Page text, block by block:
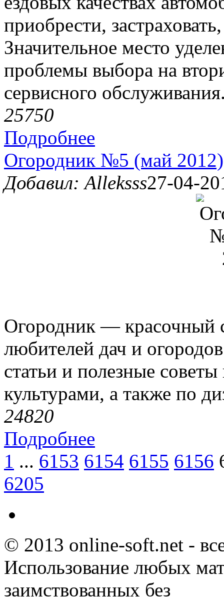
приобрести,
Значительное место
проблемы выбора на
сервисного
25750
Подробнее
Огородник №5 (май 2012)
Добавил: Alleksss27-04-
Огородник — красочный
любителей дач и
статьи и полезные
культурами, а также по
24820
Подробнее
1 ... 6153 6154 6155 6156
6205
© 2013 online-soft.net -
Использование любых
заимствованных без